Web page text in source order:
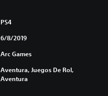
PS4
6/8/2019
Arc Games
Aventura, Juegos De Rol,
Aventura